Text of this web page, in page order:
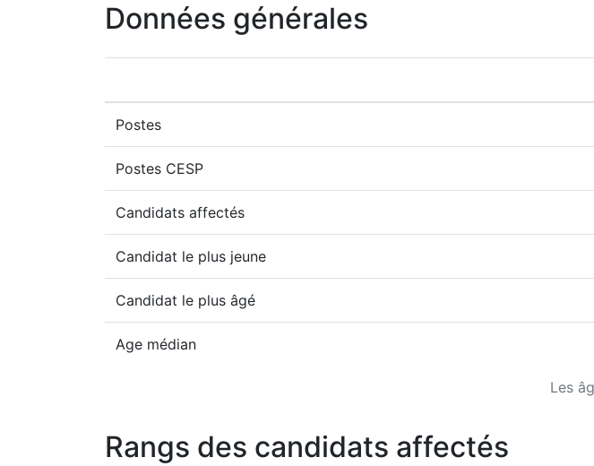
Données générales
Les
Postes
Postes CESP
Candidats affectés
Candidat le plus jeune
Candidat le plus âgé
Age médian
Rangs des candidats affectés